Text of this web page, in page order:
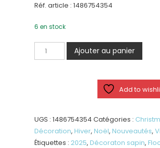
Réf. article : 1486754354
6 en stock
quantité
de
de
neige
-
Ajouter au panier
Add to
UGS :1486754354 Catégories :
Décoration,Hiver,Noël,Nouveautés,
Étiquettes : 2025,Décoraton sapin,